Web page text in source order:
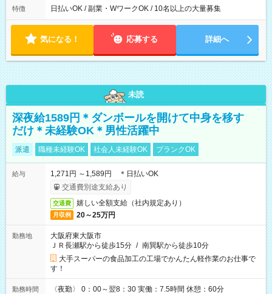
特徴 日払いOK / 副業・WワークOK / 10名以上の大量募集
気になる！ 応募する 詳細へ
未読
深夜給1589円＊ダンボールを開けて中身を移す
だけ＊未経験OK＊男性活躍中
派遣 職種未経験OK 社会人未経験OK ブランクOK
給与
1,271円 ～1,589円 ＊日払いOK
交通費別途支給あり
交通費 嬉しい全額支給（社内規定あり）
月収例 20～25万円
勤務地
大阪府東大阪市
ＪＲ長瀬駅から徒歩15分 / 南巽駅から徒歩10分
大手スーパーの食品加工の工場でかんたん軽作業のお仕事で
す！
勤務時間 〈夜勤〉 0：00～翌8：30 実働：7.5時間 休憩：60分